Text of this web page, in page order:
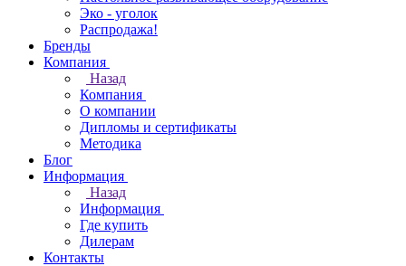
Эко - уголок
Распродажа!
Бренды
Компания
Назад
Компания
О компании
Дипломы и сертификаты
Методика
Блог
Информация
Назад
Информация
Где купить
Дилерам
Контакты